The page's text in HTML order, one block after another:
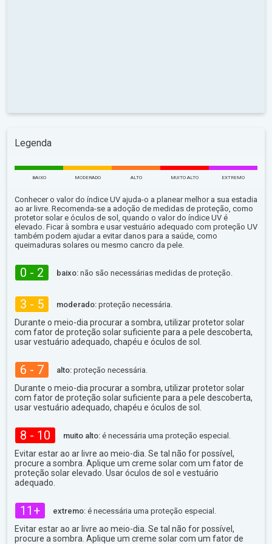
Legenda
BAIXO MODERADO ALTO MUITO ALTO EXTREMO
Conhecer o valor do índice UV ajuda-o a planear melhor a sua estadia
ao ar livre. Recomenda-se a adoção de medidas de proteção, como
protetor solar e óculos de sol, quando o valor do índice UV é
elevado. Ficar à sombra e usar vestuário adequado com proteção UV
também podem ajudar a evitar danos para a saúde, como
queimaduras solares ou mesmo cancro da pele.
0 - 2 baixo: não são necessárias medidas de proteção.
3 - 5 moderado: proteção necessária.
Durante o meio-dia procurar a sombra, utilizar protetor solar
com fator de proteção solar suficiente para a pele descoberta,
usar vestuário adequado, chapéu e óculos de sol.
6 - 7 alto: proteção necessária.
Durante o meio-dia procurar a sombra, utilizar protetor solar
com fator de proteção solar suficiente para a pele descoberta,
usar vestuário adequado, chapéu e óculos de sol.
8 - 10 muito alto: é necessária uma proteção especial.
Evitar estar ao ar livre ao meio-dia. Se tal não for possível,
procure a sombra. Aplique um creme solar com um fator de
proteção solar elevado. Usar óculos de sol e vestuário
adequado.
11+ extremo: é necessária uma proteção especial.
Evitar estar ao ar livre ao meio-dia. Se tal não for possível,
procure a sombra. Aplique um creme solar com um fator de